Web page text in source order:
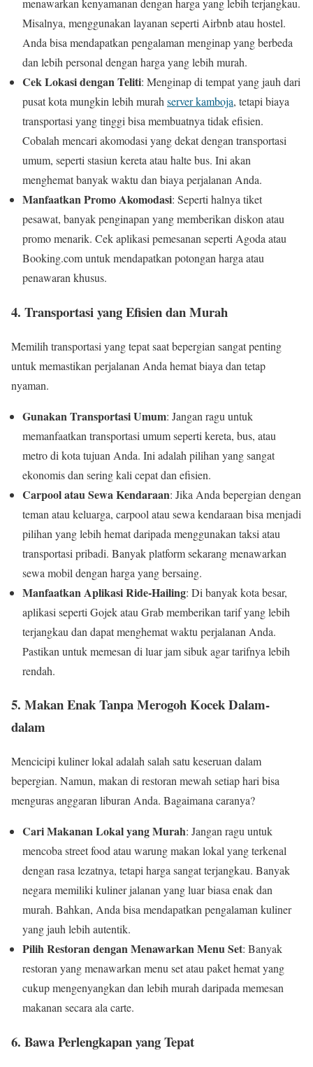
menawarkan kenyamanan dengan harga yang lebih terjangkau.
Misalnya, menggunakan layanan seperti Airbnb atau hostel.
Anda bisa mendapatkan pengalaman menginap yang berbeda
dan lebih personal dengan harga yang lebih murah.
Cek Lokasi dengan Teliti: Menginap di tempat yang jauh dari
pusat kota mungkin lebih murahserver kamboja, tetapi biaya
transportasi yang tinggi bisa membuatnya tidak efisien.
Cobalah mencari akomodasi yang dekat dengan transportasi
umum, seperti stasiun kereta atau halte bus. Ini akan
menghemat banyak waktu dan biaya perjalanan Anda.
Manfaatkan Promo Akomodasi: Seperti halnya tiket
pesawat, banyak penginapan yang memberikan diskon atau
promo menarik. Cek aplikasi pemesanan seperti Agoda atau
Booking.com untuk mendapatkan potongan harga atau
penawaran khusus.
4. Transportasi yang Efisien dan Murah
Memilih transportasi yang tepat saat bepergian sangat penting
untuk memastikan perjalanan Anda hemat biaya dan tetap
nyaman.
Gunakan Transportasi Umum: Jangan ragu untuk
memanfaatkan transportasi umum seperti kereta, bus, atau
metro di kota tujuan Anda. Ini adalah pilihan yang sangat
ekonomis dan sering kali cepat dan efisien.
Carpool atau Sewa Kendaraan: Jika Anda bepergian dengan
teman atau keluarga, carpool atau sewa kendaraan bisa menjadi
pilihan yang lebih hemat daripada menggunakan taksi atau
transportasi pribadi. Banyak platform sekarang menawarkan
sewa mobil dengan harga yang bersaing.
Manfaatkan Aplikasi Ride-Hailing: Di banyak kota besar,
aplikasi seperti Gojek atau Grab memberikan tarif yang lebih
terjangkau dan dapat menghemat waktu perjalanan Anda.
Pastikan untuk memesan di luar jam sibuk agar tarifnya lebih
rendah.
5. Makan Enak Tanpa Merogoh Kocek Dalam-
dalam
Mencicipi kuliner lokal adalah salah satu keseruan dalam
bepergian. Namun, makan di restoran mewah setiap hari bisa
menguras anggaran liburan Anda. Bagaimana caranya?
Cari Makanan Lokal yang Murah: Jangan ragu untuk
mencoba street food atau warung makan lokal yang terkenal
dengan rasa lezatnya, tetapi harga sangat terjangkau. Banyak
negara memiliki kuliner jalanan yang luar biasa enak dan
murah. Bahkan, Anda bisa mendapatkan pengalaman kuliner
yang jauh lebih autentik.
Pilih Restoran dengan Menawarkan Menu Set: Banyak
restoran yang menawarkan menu set atau paket hemat yang
cukup mengenyangkan dan lebih murah daripada memesan
makanan secara ala carte.
6. Bawa Perlengkapan yang Tepat